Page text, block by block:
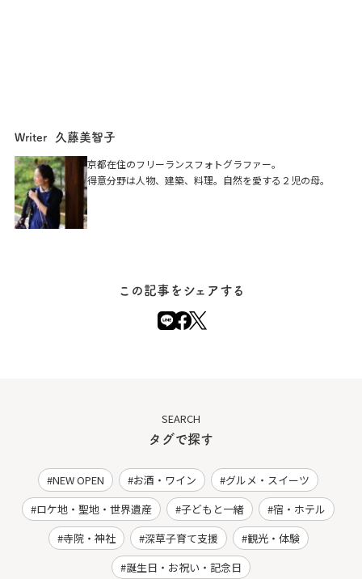
京都市中京区三条油小路町145-1
Writer 久藤美智子
京都在住のフリーランスフォトグラファー。
得意分野は人物、建築、料理。自然を愛する２児の母。
この記事をシェアする
SEARCH
タグで探す
NEW OPEN お酒・ワイン
グルメ・スイーツ
ロケ地・聖地・世界遺産
子どもと一緒
宿・ホテル
寺院・神社
深草子育て支援
観光・体験
誕生日・お祝い・記念日